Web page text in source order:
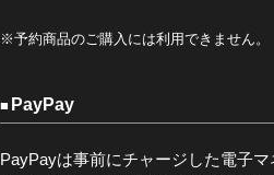
※予約商品のご購入には利用できません。
PayPay
PayPayは事前にチャージした電子